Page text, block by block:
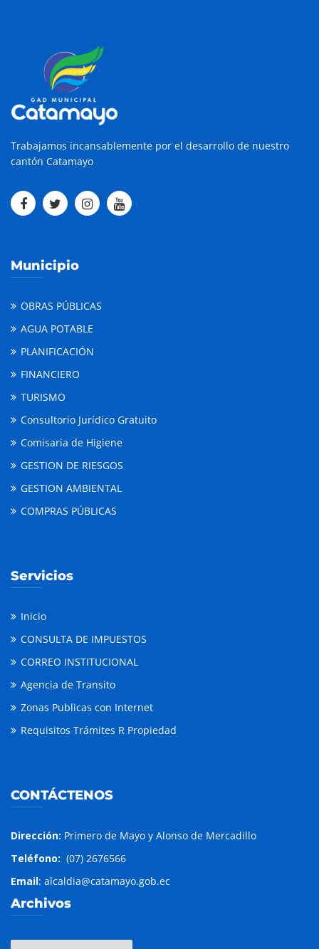
Trabajamos incansablemente por el desarrollo de nuestro
cantón Catamayo
Municipio
OBRAS PÚBLICAS
AGUA POTABLE
PLANIFICACIÓN
FINANCIERO
TURISMO
Consultorio Jurídico Gratuito
Comisaria de Higiene
GESTION DE RIESGOS
GESTION AMBIENTAL
COMPRAS PÚBLICAS
Servicios
Inicio
CONSULTA DE IMPUESTOS
CORREO INSTITUCIONAL
Agencia de Transito
Zonas Publicas con Internet
Requisitos Trámites R Propiedad
CONTÁCTENOS
Dirección: Primero de Mayo y Alonso de Mercadillo
Teléfono: (07) 2676566
Email: alcaldia@catamayo.gob.ec
Archivos